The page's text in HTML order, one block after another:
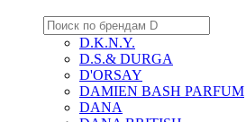
D.K.N.Y.
D.S.& DURGA
D'ORSAY
DAMIEN BASH PARFUM
DANA